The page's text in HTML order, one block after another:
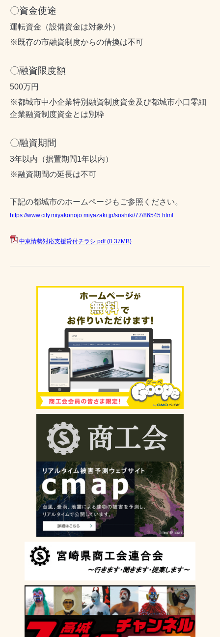
〇資金使途
運転資金（設備資金は対象外）
※既存の市融資制度からの借換は不可
〇融資限度額
500万円
※都城市中小企業特別融資制度資金及び都城市小口零細
企業融資制度資金とは別枠
〇融資期間
3年以内（据置期間1年以内）
※融資期間の延長は不可
下記の都城市のホームページもご参照ください。
https://www.city.miyakonojo.miyazaki.jp/soshiki/77/86545.html
中東情勢対応支援貸付チラシ.pdf(0.37MB)